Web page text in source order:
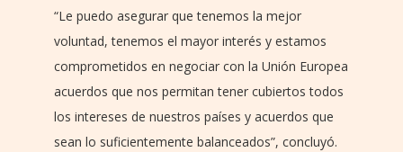
“Le puedo asegurar que tenemos la mejor
voluntad, tenemos el mayor interés y estamos
comprometidos en negociar con la Unión Europea
acuerdos que nos permitan tener cubiertos todos
los intereses de nuestros países y acuerdos que
sean lo suficientemente balanceados”, concluyó.